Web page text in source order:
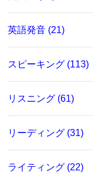
英語発音 (21)
スピーキング (113)
リスニング (61)
リーディング (31)
ライティング (22)